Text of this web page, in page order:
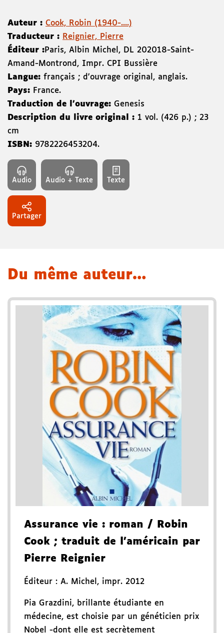
Auteur : Cook, Robin (1940-....)
Traducteur : Reignier, Pierre
Éditeur :Paris, Albin Michel , DL 202018-Saint-
Amand-Montrond , Impr. CPI Bussière
Langue: français ; d'ouvrage original, anglais.
Pays: France.
Traduction de l'ouvrage: Genesis
Description du livre original : 1 vol. (426 p.) ; 23
cm
ISBN: 9782226453204.
Audio Audio + Texte Texte
Partager
Du même auteur…
Assurance vie : roman / Robin
Cook ; traduit de l'américain par
Pierre Reignier
Éditeur : A. Michel , impr. 2012
Pia Grazdini, brillante étudiante en
médecine, est choisie par un généticien prix
Nobel -dont elle est secrètement